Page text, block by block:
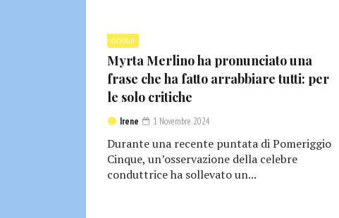
GOSSIP
Myrta Merlino ha pronunciato una
frase che ha fatto arrabbiare tutti: per
le solo critiche
Irene 1 Novembre 2024
Durante una recente puntata di Pomeriggio
Cinque, un’osservazione della celebre
conduttrice ha sollevato un...